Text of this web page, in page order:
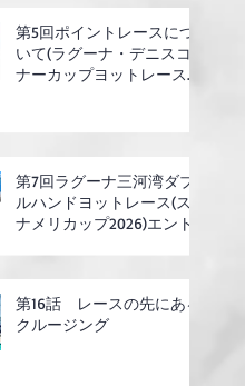
第5回ポイントレースにつ
いて(ラグーナ・デニスコ
ナーカップヨットレース合
第7回ラグーナ三河湾ダブ
ルハンドヨットレース(ス
ナメリカップ2026)エント
第16話 レースの先にある
クルージング